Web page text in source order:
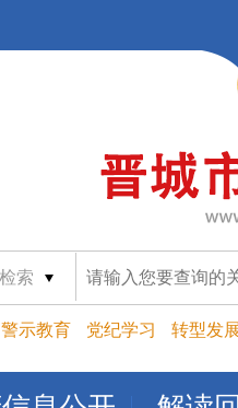
索
警示教育 党纪学习 转型发